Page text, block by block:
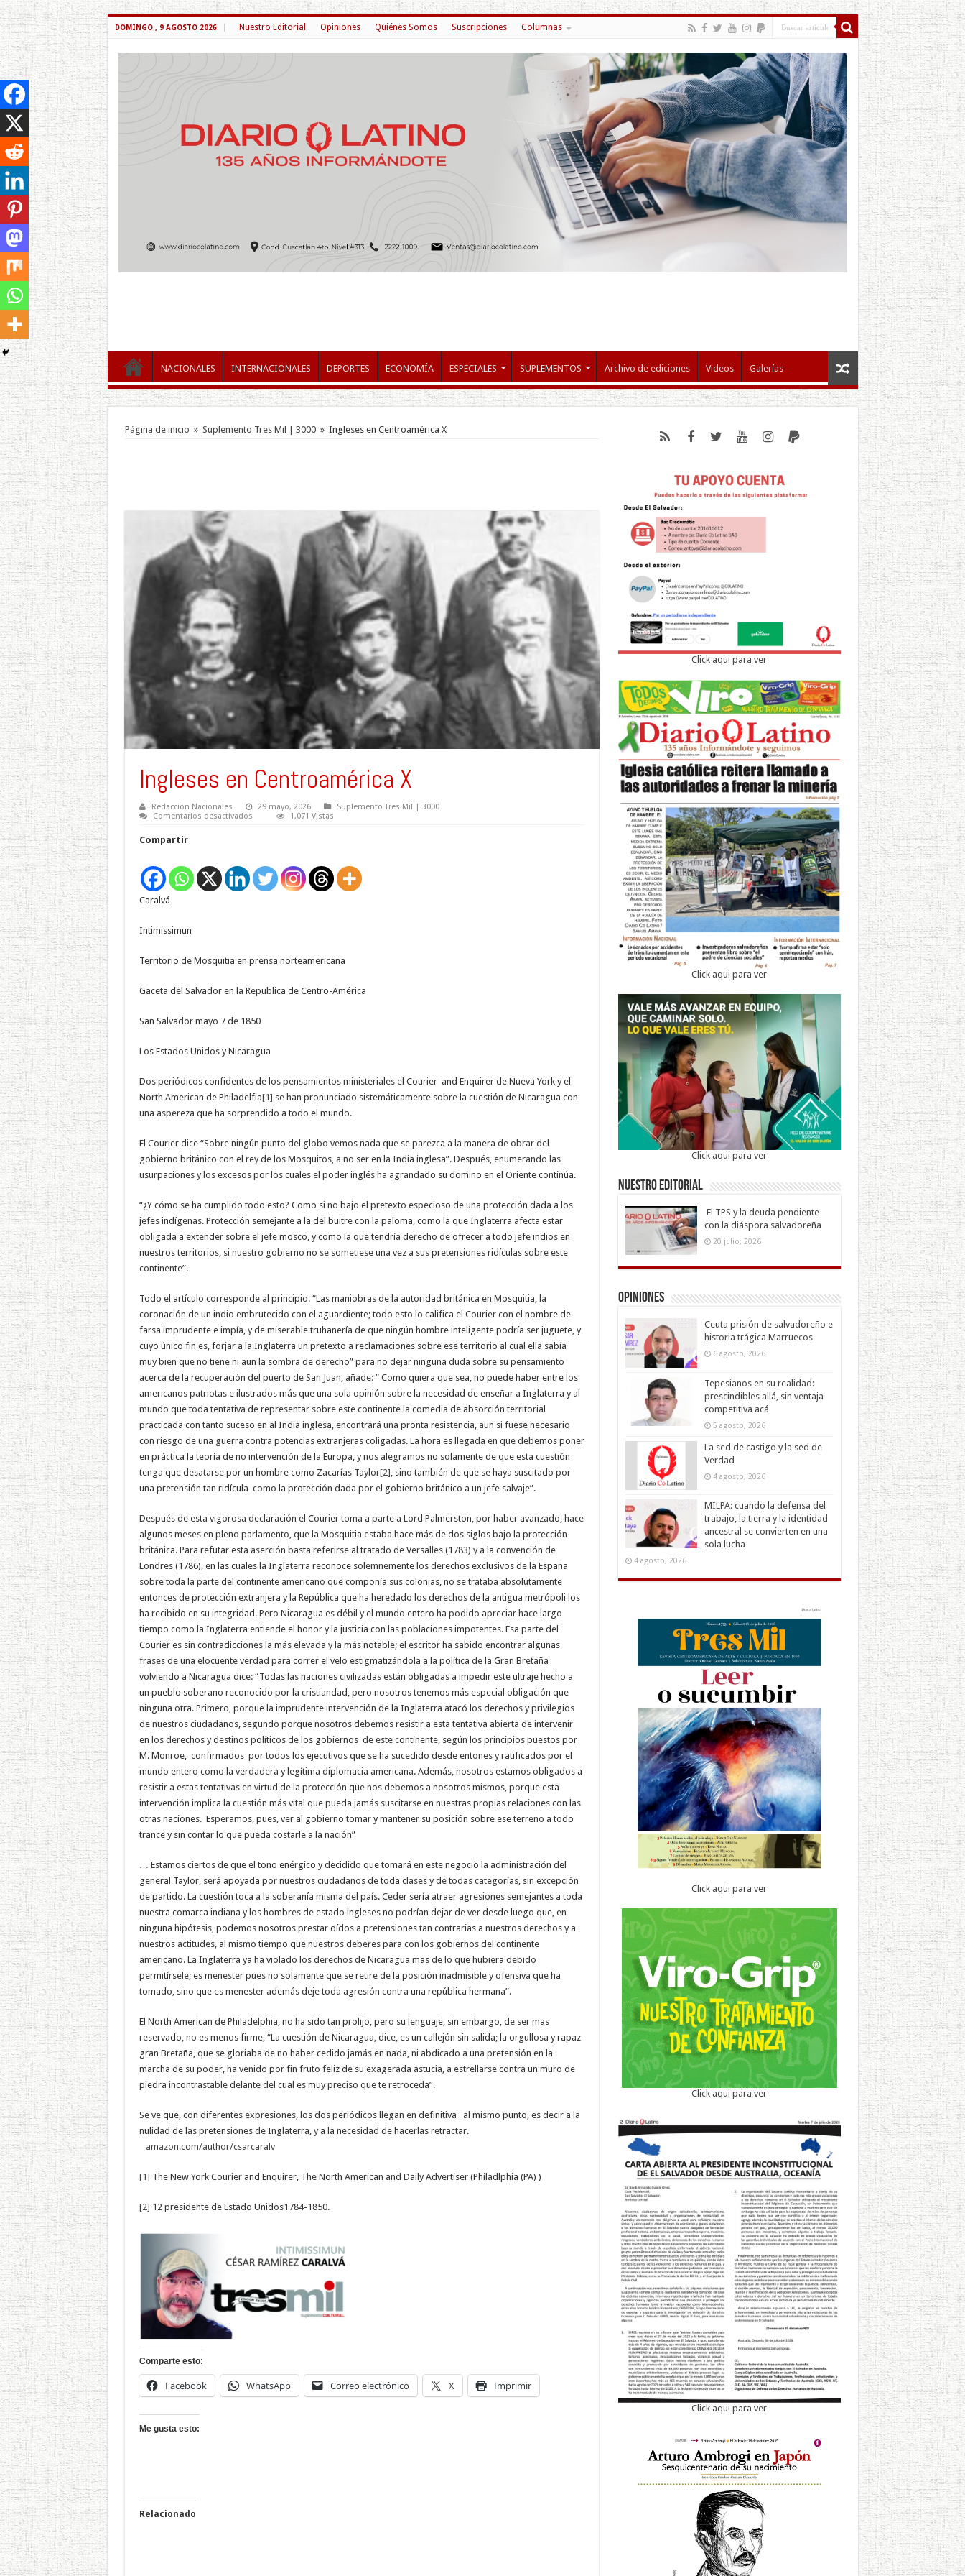
DOMINGO , 9 AGOSTO 2026 Nuestro Editorial Opiniones Quiénes Somos Suscripciones Columnas
NACIONALES INTERNACIONALES DEPORTES ECONOMÍA ESPECIALES SUPLEMENTOS Archivo de ediciones Videos Galerías
Página de inicio » Suplemento Tres Mil | 3000 » Ingleses en Centroamérica X
Ingleses en Centroamérica X
Redacción Nacionales 29 mayo, 2026
Suplemento Tres Mil | 3000
Comentarios desactivadosen
1,071 Vistas
Compartir
Caralvá
Intimissimun
Territorio de Mosquitia en prensa norteamericana
Gaceta del Salvador en la Republica de Centro-América
San Salvador mayo 7 de 1850
Los Estados Unidos y Nicaragua
Dos periódicos confidentes de los pensamientos ministeriales el Courier and Enquirer de Nueva York y el
North American de Philadelfia[1] se han pronunciado sistemáticamente sobre la cuestión de Nicaragua con
una aspereza que ha sorprendido a todo el mundo.
El Courier dice “Sobre ningún punto del globo vemos nada que se parezca a la manera de obrar del
gobierno británico con el rey de los Mosquitos, a no ser en la India inglesa”. Después, enumerando las
usurpaciones y los excesos por los cuales el poder inglés ha agrandado su domino en el Oriente continúa.
“¿Y cómo se ha cumplido todo esto? Como si no bajo el pretexto especioso de una protección dada a los
jefes indígenas. Protección semejante a la del buitre con la paloma, como la que Inglaterra afecta estar
obligada a extender sobre el jefe mosco, y como la que tendría derecho de ofrecer a todo jefe indios en
nuestros territorios, si nuestro gobierno no se sometiese una vez a sus pretensiones ridículas sobre este
continente”.
Todo el artículo corresponde al principio. “Las maniobras de la autoridad británica en Mosquitia, la
coronación de un indio embrutecido con el aguardiente; todo esto lo califica el Courier con el nombre de
farsa imprudente e impía, y de miserable truhanería de que ningún hombre inteligente podría ser juguete, y
cuyo único fin es, forjar a la Inglaterra un pretexto a reclamaciones sobre ese territorio al cual ella sabía
muy bien que no tiene ni aun la sombra de derecho” para no dejar ninguna duda sobre su pensamiento
acerca de la recuperación del puerto de San Juan, añade: “ Como quiera que sea, no puede haber entre los
americanos patriotas e ilustrados más que una sola opinión sobre la necesidad de enseñar a Inglaterra y al
mundo que toda tentativa de representar sobre este continente la comedia de absorción territorial
practicada con tanto suceso en al India inglesa, encontrará una pronta resistencia, aun si fuese necesario
con riesgo de una guerra contra potencias extranjeras coligadas. La hora es llegada en que debemos poner
en práctica la teoría de no intervención de la Europa, y nos alegramos no solamente de que esta cuestión
tenga que desatarse por un hombre como Zacarías Taylor[2] , sino también de que se haya suscitado por
una pretensión tan ridícula como la protección dada por el gobierno británico a un jefe salvaje”.
Después de esta vigorosa declaración el Courier toma a parte a Lord Palmerston, por haber avanzado, hace
algunos meses en pleno parlamento, que la Mosquitia estaba hace más de dos siglos bajo la protección
británica. Para refutar esta aserción basta referirse al tratado de Versalles (1783) y a la convención de
Londres (1786), en las cuales la Inglaterra reconoce solemnemente los derechos exclusivos de la España
sobre toda la parte del continente americano que componía sus colonias, no se trataba absolutamente
entonces de protección extranjera y la República que ha heredado los derechos de la antigua metrópoli los
ha recibido en su integridad. Pero Nicaragua es débil y el mundo entero ha podido apreciar hace largo
tiempo como la Inglaterra entiende el honor y la justicia con las poblaciones impotentes. Esa parte del
Courier es sin contradicciones la más elevada y la más notable; el escritor ha sabido encontrar algunas
frases de una elocuente verdad para correr el velo estigmatizándola a la política de la Gran Bretaña
volviendo a Nicaragua dice: “Todas las naciones civilizadas están obligadas a impedir este ultraje hecho a
un pueblo soberano reconocido por la cristiandad, pero nosotros tenemos más especial obligación que
ninguna otra. Primero, porque la imprudente intervención de la Inglaterra atacó los derechos y privilegios
de nuestros ciudadanos, segundo porque nosotros debemos resistir a esta tentativa abierta de intervenir
en los derechos y destinos políticos de los gobiernos de este continente, según los principios puestos por
M. Monroe, confirmados por todos los ejecutivos que se ha sucedido desde entones y ratificados por el
mundo entero como la verdadera y legítima diplomacia americana. Además, nosotros estamos obligados a
resistir a estas tentativas en virtud de la protección que nos debemos a nosotros mismos, porque esta
intervención implica la cuestión más vital que pueda jamás suscitarse en nuestras propias relaciones con las
otras naciones. Esperamos, pues, ver al gobierno tomar y mantener su posición sobre ese terreno a todo
trance y sin contar lo que pueda costarle a la nación”
… Estamos ciertos de que el tono enérgico y decidido que tomará en este negocio la administración del
general Taylor, será apoyada por nuestros ciudadanos de toda clases y de todas categorías, sin excepción
de partido. La cuestión toca a la soberanía misma del país. Ceder sería atraer agresiones semejantes a toda
nuestra comarca indiana y los hombres de estado ingleses no podrían dejar de ver desde luego que, en
ninguna hipótesis, podemos nosotros prestar oídos a pretensiones tan contrarias a nuestros derechos y a
nuestros actitudes, al mismo tiempo que nuestros deberes para con los gobiernos del continente
americano. La Inglaterra ya ha violado los derechos de Nicaragua mas de lo que hubiera debido
permitírsele; es menester pues no solamente que se retire de la posición inadmisible y ofensiva que ha
tomado, sino que es menester además deje toda agresión contra una república hermana”.
El North American de Philadelphia, no ha sido tan prolijo, pero su lenguaje, sin embargo, de ser mas
reservado, no es menos firme, “La cuestión de Nicaragua, dice, es un callejón sin salida; la orgullosa y rapaz
gran Bretaña, que se gloriaba de no haber cedido jamás en nada, ni abdicado a una pretensión en la
marcha de su poder, ha venido por fin fruto feliz de su exagerada astucia, a estrellarse contra un muro de
piedra incontrastable delante del cual es muy preciso que te retroceda”.
Se ve que, con diferentes expresiones, los dos periódicos llegan en definitiva al mismo punto, es decir a la
nulidad de las pretensiones de Inglaterra, y a la necesidad de hacerlas retractar.
amazon.com/author/csarcaralv
[1] The New York Courier and Enquirer, The North American and Daily Advertiser (Philadlphia (PA) )
[2] 12 presidente de Estado Unidos1784-1850.
Comparte esto:
Facebook WhatsApp Correo electrónico X Imprimir
Me gusta esto:
Relacionado
Click aqui para ver
Click aqui para ver
Click aqui para ver
Nuestro Editorial
El TPS y la deuda pendiente
con la diáspora salvadoreña
20 julio, 2026
Opiniones
Ceuta prisión de salvadoreño e
historia trágica Marruecos
6 agosto, 2026
Tepesianos en su realidad:
prescindibles allá, sin ventaja
competitiva acá
5 agosto, 2026
La sed de castigo y la sed de
Verdad
4 agosto, 2026
MILPA: cuando la defensa del
trabajo, la tierra y la identidad
ancestral se convierten en una
sola lucha
4 agosto, 2026
Click aqui para ver
Click aqui para ver
Click aqui para ver